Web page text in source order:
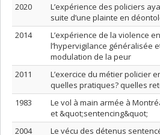
2020
L’expérience des policiers
suite d’une plainte en
2014
L’expérience de la violence
l’hypervigilance généralisée
modulation de la peur
2011
L’exercice du métier policier
quelles pratiques? quelles
1983
Le vol à main armée à
et &quot;sentencing&quot;
2004
Le vécu des détenus